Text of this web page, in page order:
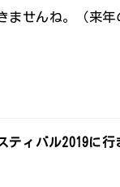
ませんね。（来
ィバル2019に行